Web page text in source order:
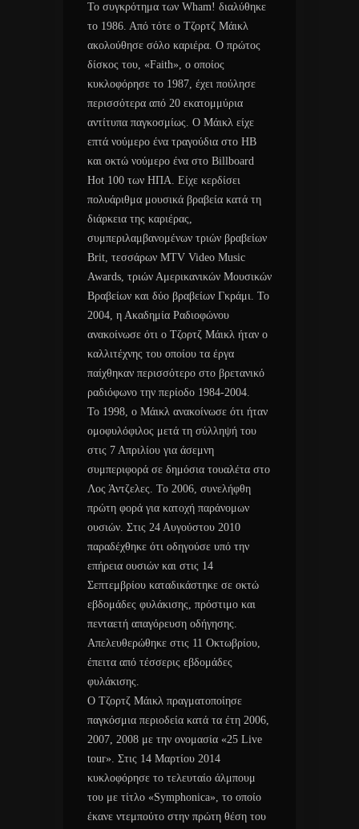
Το συγκρότημα των Wham! διαλύθηκε
το 1986. Από τότε ο Τζορτζ Μάικλ
ακολούθησε σόλο καριέρα. Ο πρώτος
δίσκος του, «Faith», ο οποίος
κυκλοφόρησε το 1987, έχει πούλησε
περισσότερα από 20 εκατομμύρια
αντίτυπα παγκοσμίως. Ο Μάικλ είχε
επτά νούμερο ένα τραγούδια στο ΗΒ
και οκτώ νούμερο ένα στο Billboard
Hot 100 των ΗΠΑ. Είχε κερδίσει
πολυάριθμα μουσικά βραβεία κατά τη
διάρκεια της καριέρας,
συμπεριλαμβανομένων τριών βραβείων
Brit, τεσσάρων MTV Video Music
Awards, τριών Αμερικανικών Μουσικών
Βραβείων και δύο βραβείων Γκράμι. Το
2004, η Ακαδημία Ραδιοφώνου
ανακοίνωσε ότι ο Τζορτζ Μάικλ ήταν ο
καλλιτέχνης του οποίου τα έργα
παίχθηκαν περισσότερο στο βρετανικό
ραδιόφωνο την περίοδο 1984-2004.
Το 1998, ο Μάικλ ανακοίνωσε ότι ήταν
ομοφυλόφιλος μετά τη σύλληψή του
στις 7 Απριλίου για άσεμνη
συμπεριφορά σε δημόσια τουαλέτα στο
Λος Άντζελες. Το 2006, συνελήφθη
πρώτη φορά για κατοχή παράνομων
ουσιών. Στις 24 Αυγούστου 2010
παραδέχθηκε ότι οδηγούσε υπό την
επήρεια ουσιών και στις 14
Σεπτεμβρίου καταδικάστηκε σε οκτώ
εβδομάδες φυλάκισης, πρόστιμο και
πενταετή απαγόρευση οδήγησης.
Απελευθερώθηκε στις 11 Οκτωβρίου,
έπειτα από τέσσερις εβδομάδες
φυλάκισης.
Ο Τζορτζ Μάικλ πραγματοποίησε
παγκόσμια περιοδεία κατά τα έτη 2006,
2007, 2008 με την ονομασία «25 Live
tour». Στις 14 Μαρτίου 2014
κυκλοφόρησε το τελευταίο άλμπουμ
του με τίτλο «Symphonica», το οποίο
έκανε ντεμπούτο στην πρώτη θέση του